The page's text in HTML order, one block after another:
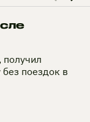
поездок в